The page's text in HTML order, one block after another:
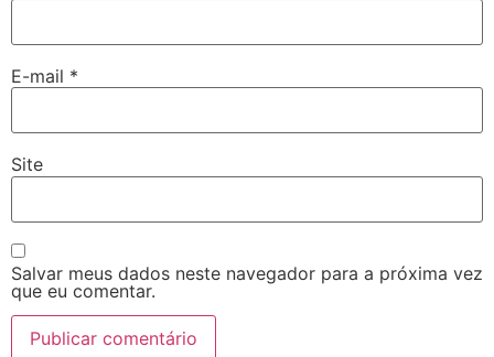
E-mail *
Site
Salvar meus dados neste navegador para a próxima vez
que eu comentar.